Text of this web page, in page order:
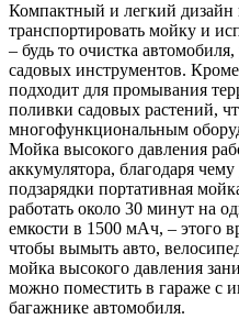
Компактный и легкий дизайн
транспортировать мойку и
– будь то очистка
садовых инструментов.
подходит для промывания
поливки садовых растений,
многофункциональным
Мойка высокого давления
аккумулятора, благодаря
подзарядки портативная
работать около 30 минут на
емкости в 1500 мАч, – этого
чтобы вымыть авто,
мойка высокого давления
можно поместить в гараже с
багажнике автомобиля.